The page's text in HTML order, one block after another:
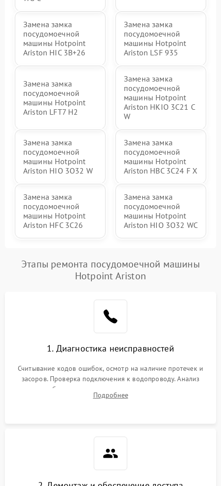
Замена замка
посудомоечной
машины Hotpoint
Ariston HIC 3B+26
Замена замка
посудомоечной
машины Hotpoint
Ariston LSF 935
Замена замка
посудомоечной
машины Hotpoint
Ariston LFT7 H2
Замена замка
посудомоечной
машины Hotpoint
Ariston HKIO 3C21 C
W
Замена замка
посудомоечной
машины Hotpoint
Ariston HIO 3O32 W
Замена замка
посудомоечной
машины Hotpoint
Ariston HBC 3C24 F X
Замена замка
посудомоечной
машины Hotpoint
Ariston HFC 3C26
Замена замка
посудомоечной
машины Hotpoint
Ariston HIO 3O32 WC
Этапы ремонта посудомоечной машины
Hotpoint Ariston
1. Диагностика неисправностей
Считывание кодов ошибок, осмотр на наличие протечек и
засоров. Проверка подключения к водопроводу. Анализ
жалоб на отсутствие слива, нагрева, вращения
разбрызгивателей или срабатывание системы защиты
Подробнее